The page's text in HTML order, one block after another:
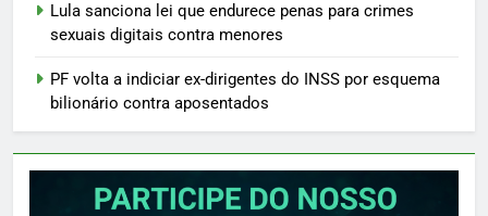
Lula sanciona lei que endurece penas para crimes
sexuais digitais contra menores
PF volta a indiciar ex-dirigentes do INSS por esquema
bilionário contra aposentados